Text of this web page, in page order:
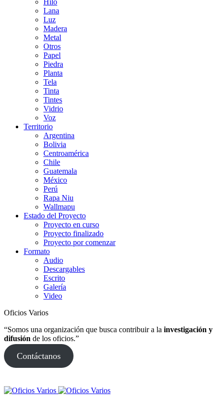
Lana
Luz
Madera
Metal
Otros
Papel
Piedra
Planta
Tela
Tinta
Tintes
Vidrio
Voz
Territorio
Argentina
Bolivia
Centroamérica
Chile
Guatemala
México
Perú
Rapa Niu
Wallmapu
Estado del Proyecto
Proyecto en curso
Proyecto finalizado
Proyecto por comenzar
Formato
Audio
Descargables
Escrito
Galería
Video
Oficios Varios
“Somos una organización que busca contribuir a la investigación y
difusión de los oficios.”
Contáctanos